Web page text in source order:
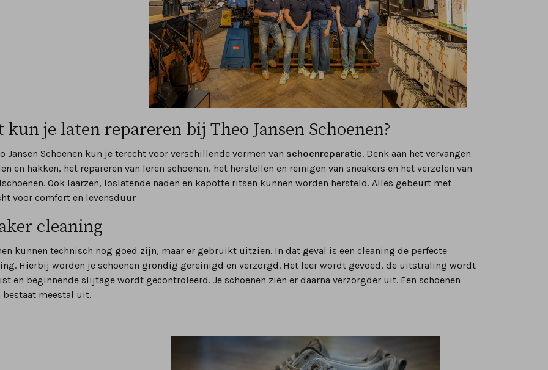
kun je laten repareren bij Theo Jansen Schoenen?
Jansen Schoenen kun je terecht voor verschillende vormen van schoenreparatie. Denk aan het vervangen
en hakken, het repareren van leren schoenen, het herstellen en reinigen van sneakers en het verzolen van
Ook laarzen, loslatende naden en kapotte ritsen kunnen worden hersteld. Alles gebeurt met
voor comfort en levensduur
cleaning
kunnen technisch nog goed zijn, maar er gebruikt uitzien. In dat geval is een cleaning de perfecte
Hierbij worden je schoenen grondig gereinigd en verzorgd. Het leer wordt gevoed, de uitstraling wordt
en beginnende slijtage wordt gecontroleerd. Je schoenen zien er daarna verzorgder uit. Een schoenen
bestaat meestal uit.